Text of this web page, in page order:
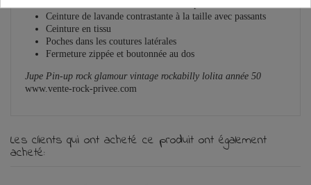
Ceinture de lavande contrastante à la taille avec passants
Ceinture en tissu
Poches dans les coutures latérales
Fermeture zippée et boutonnée au dos
Jupe Pin-up rock glamour vintage rockabilly lolita année 50
www.vente-rock-privee.com
Les clients qui ont acheté ce produit ont également
acheté: